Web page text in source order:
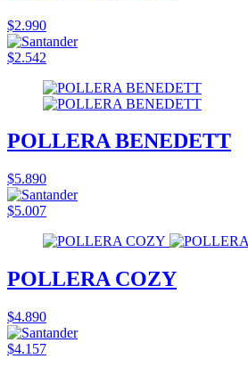
$2.990
$2.542
POLLERA BENEDETT
$5.890
$5.007
POLLERA COZY
$4.890
$4.157